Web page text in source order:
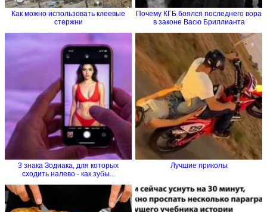
Как можно использовать клеевые
стержни
Почему КГБ боялся последнего вора
в законе Васю Бриллианта
3 знака Зодиака, для которых
сходить налево - как зубы...
Лучшие приколы